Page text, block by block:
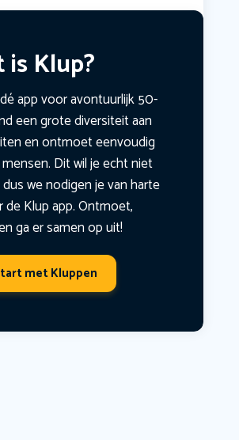
is Klup?
app voor avontuurlijk 50-
een grote diversiteit aan
en ontmoet eenvoudig
Dit wil je echt niet
we nodigen je van harte
de Klup app. Ontmoet,
ga er samen op uit!
met Kluppen